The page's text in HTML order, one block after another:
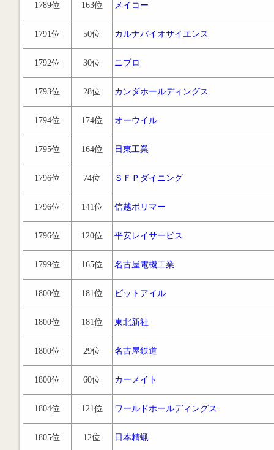
1789位 163位 メイコー
1791位 50位 カルナバイオサイエンス
1792位 30位 ニプロ
1793位 28位 カンダホールディングス
1794位 174位 オーウイル
1795位 164位 日東工業
1796位 74位 ＳＦＰダイニング
1796位 141位 信越ポリマー
1796位 120位 平安レイサービス
1799位 165位 名古屋電機工業
1800位 181位 ビットアイル
1800位 181位 東北新社
1800位 29位 名古屋鉄道
1800位 60位 カーメイト
1804位 121位 ワールドホールディングス
1805位 12位 日本精蝋